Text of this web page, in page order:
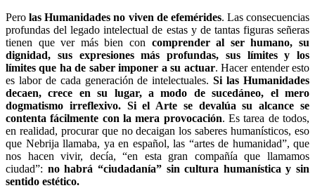
Perolas Humanidades no viven de efemérides. Las consecuencias
profundas del legado intelectual de estas y de tantas figuras señeras
tienen que ver más bien con comprender al ser humano, su
dignidad, sus expresiones más profundas, sus límites y los
límites que ha de saber imponer a su actuar. Hacer entender esto
es labor de cada generación de intelectuales.Si las Humanidades
decaen, crece en su lugar, a modo de sucedáneo, el mero
dogmatismo irreflexivo. Si el Arte se devalúa su alcance se
contenta fácilmente con la mera provocación. Es tarea de todos,
en realidad, procurar que no decaigan los saberes humanísticos, eso
que Nebrija llamaba, ya en español, las “artes de humanidad”, que
nos hacen vivir, decía, “en esta gran compañía que llamamos
ciudad”: no habrá “ciudadanía” sin cultura humanística y sin
sentido estético.